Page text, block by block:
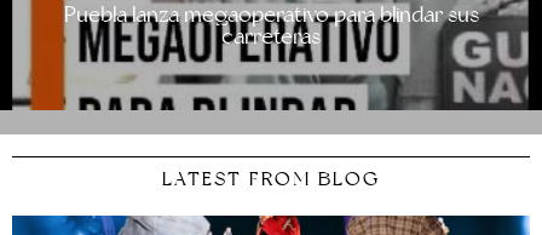
Puebla lanza megaoperativo para blindar sus
carreteras
LATEST FROM BLOG